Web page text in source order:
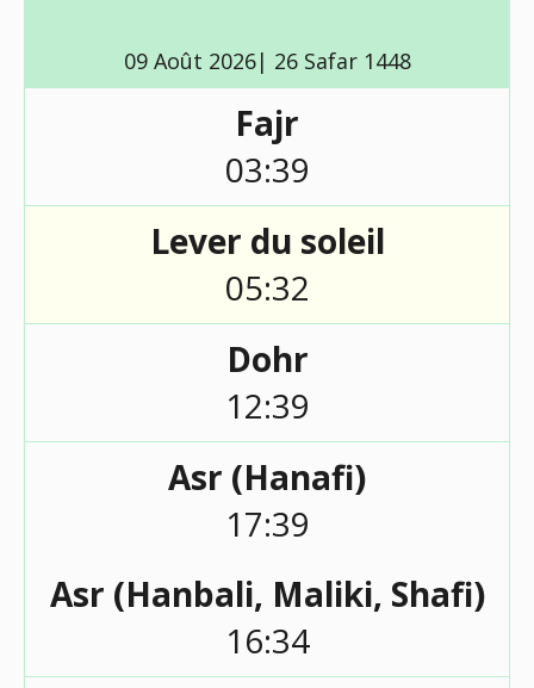
09 Août 2026| 26 Safar 1448
Fajr
03:39
Lever du soleil
05:32
Dohr
12:39
Asr (Hanafi)
17:39
Asr (Hanbali, Maliki, Shafi)
16:34